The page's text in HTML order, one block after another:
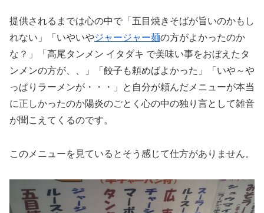
提供されるまでは心の中で「五目焼きそばが旨いのかもし
れない」「いやいやジャージャー麺の方がよかったのか
な？」「高尾タンメン イタダキ で美味い事をおぼえたタ
ンメンの方が、、」「餃子も頼めばよかった」「いや～や
っぱりラーメンが・・・」と自分が頼んだメニューが本当
に正しかったのか陽炎のごとく心の中の独り言として雑音
が聞こえてくるのです。
このメニューを見ているとそう感じて仕方がありません。